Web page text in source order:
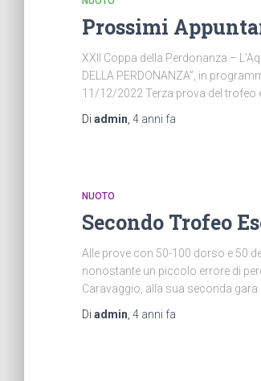
Prossimi
XXII Coppa della Perdonanza –
DELLA PERDONANZA”, in
11/12/2022 Terza prova del trofeo
Di admin 4 anni fa
NUOTO
Secondo Trofeo
Alle prove con 50-100 dorso e 50
nonostante un piccolo errore di
Caravaggio, alla sua seconda gara
Di admin 4 anni fa